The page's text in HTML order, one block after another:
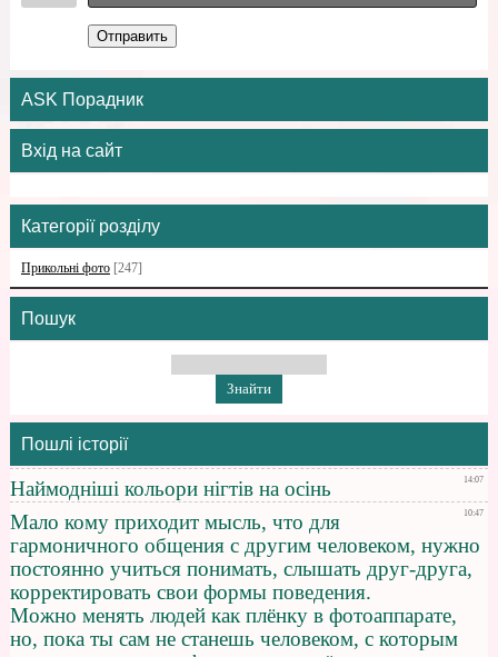
Отправить
ASK Порадник
Вхід на сайт
Категорії розділу
Прикольні фото [247]
Пошук
Пошлі історії